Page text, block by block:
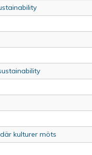
kulturer möts